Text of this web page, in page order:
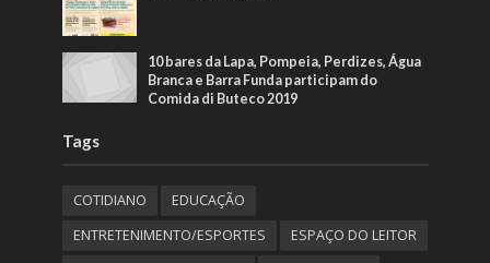
10 bares da Lapa, Pompeia, Perdizes, Água
Branca e Barra Funda participam do
Comida di Buteco 2019
Tags
COTIDIANO
EDUCAÇÃO
ENTRETENIMENTO/ESPORTES
ESPAÇO DO LEITOR